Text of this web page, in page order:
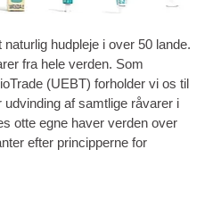
naturlig hudpleje i over 50 lande.
fra hele verden. Som
(UEBT) forholder vi os til
af samtlige råvarer i
otte egne haver verden over
efter principperne for